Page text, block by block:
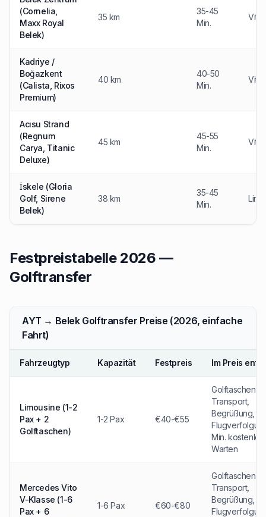
(Cornelia,
Maxx Royal
Belek)
35 km
35-45
Min.
Vito
Kadriye /
Boğazkent
(Calista, Rixos
Premium)
40 km
40-50
Min.
Vito
Acısu Strand
(Regnum
Carya, Titanic
Deluxe)
45 km
45-55
Min.
Vito
İskele (Gloria
Golf, Sirene
Belek)
38 km
35-45
Min.
Festpreistabelle 2026 —
Golftransfer
AYT → Belek Golftransfer Preise (2026, einfache
Fahrt)
Fahrzeugtyp Kapazität Festpreis Im Preis
Limousine (1-2
Pax + 2
Golftaschen)
1-2 Pax €40-€55
Golftaschen-
Transport,
Begrüßung,
Min.
Warten
Mercedes Vito
V-Klasse (1-6
Pax + 6
1-6 Pax €60-€80
Golftaschen-
Transport,
Begrüßung,